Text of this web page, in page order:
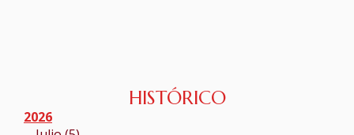
HISTÓRICO
2026